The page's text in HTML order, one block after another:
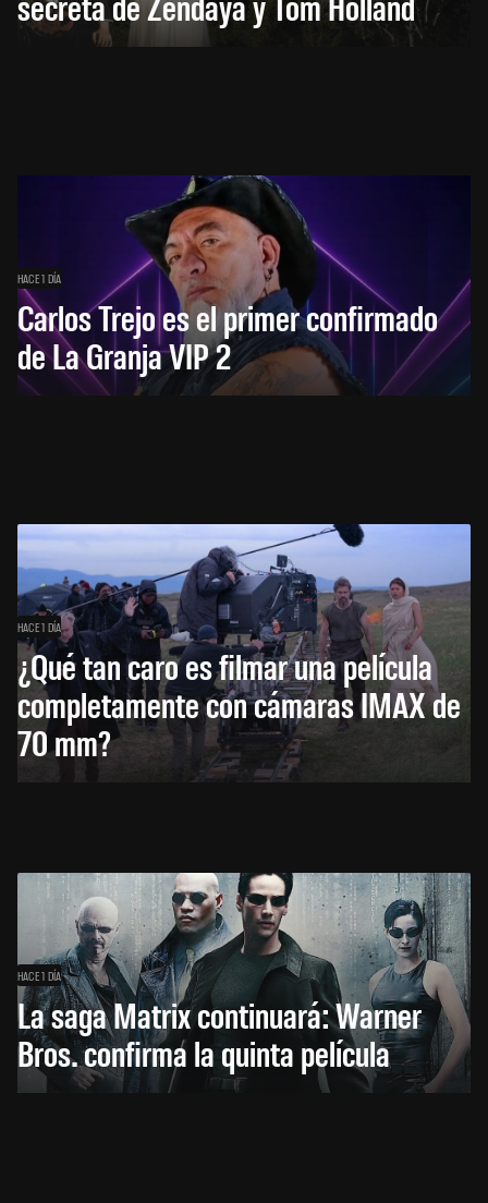
HACE 1 DÍA
Carlos Trejo es el primer confirmado
de La Granja VIP 2
HACE 1 DÍA
¿Qué tan caro es filmar una película
completamente con cámaras IMAX de
70 mm?
HACE 1 DÍA
La saga Matrix continuará: Warner
Bros. confirma la quinta película